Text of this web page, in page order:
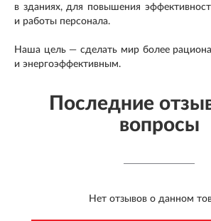
в зданиях, для повышения
и работы персонала.
Наша цель — сделать мир более
и энергоэффективным.
Последние
вопросы
Нет отзывов о данном